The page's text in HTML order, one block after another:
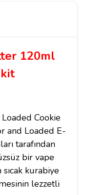
120ml
Cookie
and Loaded E-
tarafından
bir vape
sıcak kurabiye
lezzetli